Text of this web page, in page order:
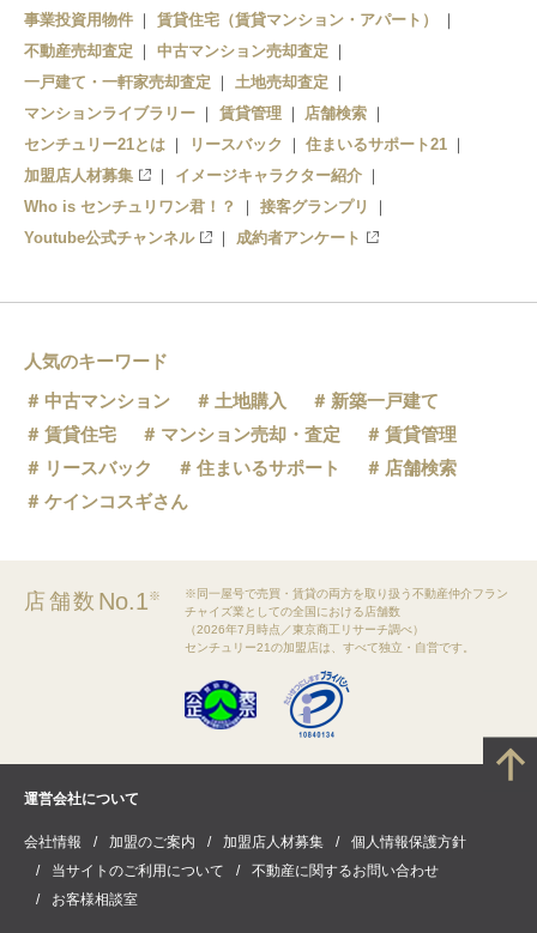
事業投資用物件
賃貸住宅（賃貸マンション・アパート）
不動産売却査定
中古マンション売却査定
一戸建て・一軒家売却査定
土地売却査定
マンションライブラリー
賃貸管理
店舗検索
センチュリー21とは
リースバック
住まいるサポート21
加盟店人材募集
イメージキャラクター紹介
Who is センチュリワン君！？
接客グランプリ
Youtube公式チャンネル
成約者アンケート
人気のキーワード
中古マンション
土地購入
新築一戸建て
賃貸住宅
マンション売却・査定
賃貸管理
リースバック
住まいるサポート
店舗検索
ケインコスギさん
店舗数 No.1※
※同一屋号で売買・賃貸の両方を取り扱う不動産仲介フラン
チャイズ業としての全国における店舗数
（2026年7月時点／東京商工リサーチ調べ）
センチュリー21の加盟店は、すべて独立・自営です。
運営会社について
会社情報 加盟のご案内 加盟店人材募集
個人情報保護方針
当サイトのご利用について
不動産に関するお問い合わせ
お客様相談室